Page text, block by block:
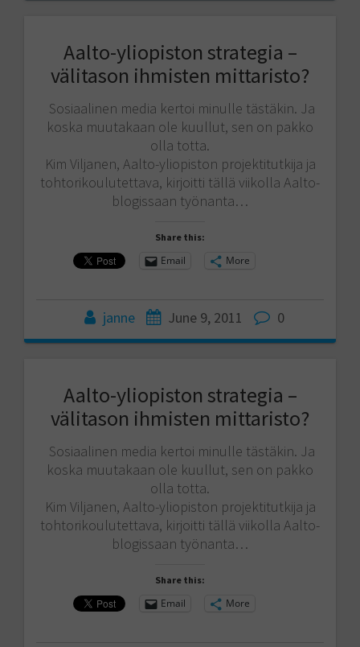
Aalto-yliopiston strategia –
välitason ihmisten mittaristo?
Sosiaalinen media kertoi minulle tästäkin. Ja
koska muutakaan ole kuullut, sen on pakko
olla totta.
Kim Viljanen, Aalto-yliopiston projektitutkija ja
tohtorikoulutettava, kirjoitti tällä viikolla Aalto-
blogissaan työnanta…
Share this:
Email More
janne June 9, 2011 0
Aalto-yliopiston strategia –
välitason ihmisten mittaristo?
Sosiaalinen media kertoi minulle tästäkin. Ja
koska muutakaan ole kuullut, sen on pakko
olla totta.
Kim Viljanen, Aalto-yliopiston projektitutkija ja
tohtorikoulutettava, kirjoitti tällä viikolla Aalto-
blogissaan työnanta…
Share this:
Email More